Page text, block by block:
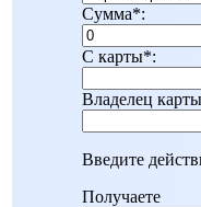
Сумма*:
С карты*:
Владелец карты
Введите
Получаете